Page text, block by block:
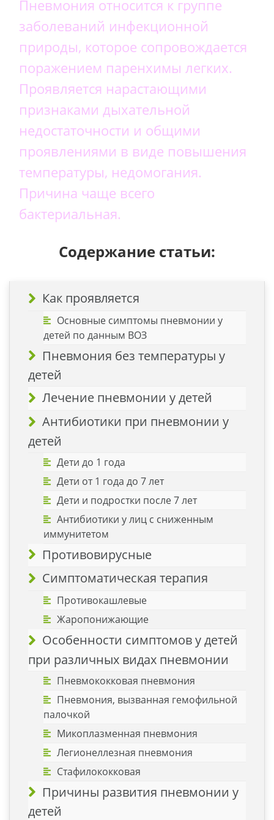
Пневмония относится к группе
заболеваний инфекционной
природы, которое сопровождается
поражением паренхимы легких.
Проявляется нарастающими
признаками дыхательной
недостаточности и общими
проявлениями в виде повышения
температуры, недомогания.
Причина чаще всего
бактериальная.
Содержание статьи:
Как проявляется
Основные симптомы пневмонии у
детей по данным ВОЗ
Пневмония без температуры у
детей
Лечение пневмонии у детей
Антибиотики при пневмонии у
детей
Дети до 1 года
Дети от 1 года до 7 лет
Дети и подростки после 7 лет
Антибиотики у лиц с сниженным
иммунитетом
Противовирусные
Симптоматическая терапия
Противокашлевые
Жаропонижающие
Особенности симптомов у детей
при различных видах пневмонии
Пневмококковая пневмония
Пневмония, вызванная гемофильной
палочкой
Микоплазменная пневмония
Легионеллезная пневмония
Стафилококковая
Причины развития пневмонии у
детей